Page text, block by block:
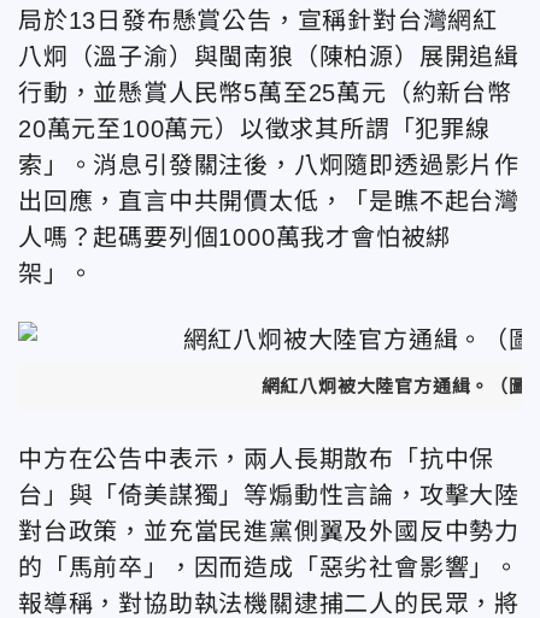
局於13日發布懸賞公告，宣稱針對台灣網紅
八炯（溫子渝）與閩南狼（陳柏源）展開追緝
行動，並懸賞人民幣5萬至25萬元（約新台幣
20萬元至100萬元）以徵求其所謂「犯罪線
索」。消息引發關注後，八炯隨即透過影片作
出回應，直言中共開價太低，「是瞧不起台灣
人嗎？起碼要列個1000萬我才會怕被綁
架」。
網紅八炯被大陸官方通緝。（
中方在公告中表示，兩人長期散布「抗中保
台」與「倚美謀獨」等煽動性言論，攻擊大陸
對台政策，並充當民進黨側翼及外國反中勢力
的「馬前卒」，因而造成「惡劣社會影響」。
報導稱，對協助執法機關逮捕二人的民眾，將